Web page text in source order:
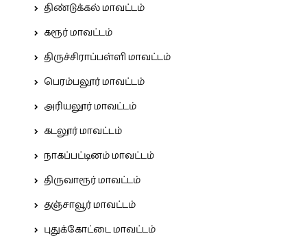
திண்டுக்கல் மாவட்டம்
கரூர் மாவட்டம்
திருச்சிராப்பள்ளி மாவட்டம்
பெரம்பலூர் மாவட்டம்
அரியலூர் மாவட்டம்
கடலூர் மாவட்டம்
நாகப்பட்டினம் மாவட்டம்
திருவாரூர் மாவட்டம்
தஞ்சாவூர் மாவட்டம்
புதுக்கோட்டை மாவட்டம்